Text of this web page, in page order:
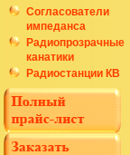
Согласователи
импеданса
Радиопрозрачные
канатики
Радиостанции КВ